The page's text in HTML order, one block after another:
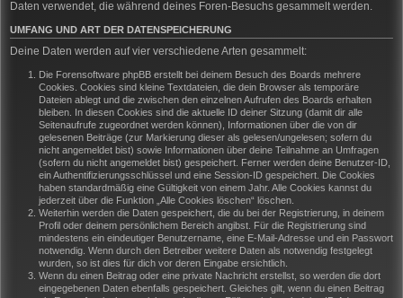
Daten verwendet, die während deines Foren-Besuchs gesammelt werden.
UMFANG UND ART DER DATENSPEICHERUNG
Deine Daten werden auf vier verschiedene Arten gesammelt:
Die Forensoftware phpBB erstellt bei deinem Besuch des Boards mehrere
Cookies. Cookies sind kleine Textdateien, die dein Browser als temporäre
Dateien ablegt und die zwischen den einzelnen Aufrufen des Boards erhalten
bleiben. In diesen Cookies sind die aktuelle ID deiner Sitzung (damit dir alle
Seitenaufrufe zugeordnet werden können), Informationen über die von dir
gelesenen Beiträge (zur Markierung dieser als gelesen/ungelesen; sofern du
nicht angemeldet bist) sowie Informationen über deine Teilnahme an Umfragen
(sofern du nicht angemeldet bist) gespeichert. Ferner werden deine Benutzer-ID,
ein Authentifizierungsschlüssel und eine Session-ID gespeichert. Die Cookies
haben standardmäßig eine Gültigkeit von einem Jahr. Alle Cookies kannst du
jederzeit über die Funktion „Alle Cookies löschen“ löschen.
Weiterhin werden die Daten gespeichert, die du bei der Registrierung, in deinem
Profil oder deinem persönlichem Bereich angibst. Für die Registrierung sind
mindestens ein eindeutiger Benutzername, eine E-Mail-Adresse und ein Passwort
notwendig. Wenn durch den Betreiber weitere Daten als notwendig festgelegt
wurden, so ist dies für dich vor deren Eingabe ersichtlich.
Wenn du einen Beitrag oder eine private Nachricht erstellst, so werden die dort
eingegebenen Daten ebenfalls gespeichert. Gleiches gilt, wenn du einen Beitrag